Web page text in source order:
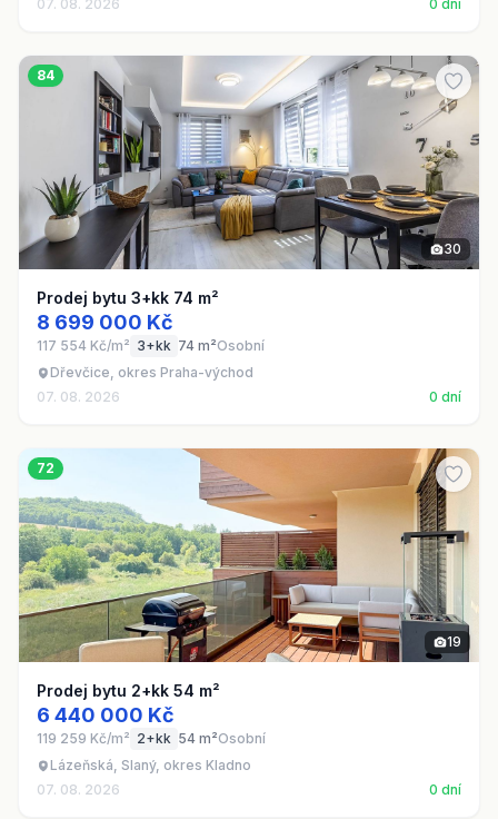
07. 08. 2026
0 dní
84
30
Prodej bytu 3+kk 74 m²
8 699 000 Kč
117 554 Kč/m² 3+kk 74 m²Osobní
Dřevčice, okres Praha-východ
07. 08. 2026
0 dní
72
19
Prodej bytu 2+kk 54 m²
6 440 000 Kč
119 259 Kč/m² 2+kk 54 m²Osobní
Lázeňská, Slaný, okres Kladno
07. 08. 2026
0 dní